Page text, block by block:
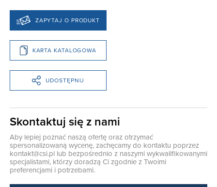
ZAPYTAJ O PRODUKT
KARTA KATALOGOWA
UDOSTĘPNIJ
Skontaktuj się z nami
Aby lepiej poznać naszą ofertę oraz otrzymać
spersonalizowaną wycenę, zachęcamy do kontaktu poprzez
kontakt@csi.pl lub bezpośrednio z naszymi wykwalifikowanymi
specjalistami, którzy doradzą Ci zgodnie z Twoimi
preferencjami i potrzebami.